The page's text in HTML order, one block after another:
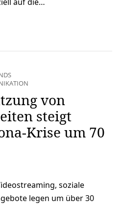
von
steigt
Krise um 70
soziale
legen um über 30